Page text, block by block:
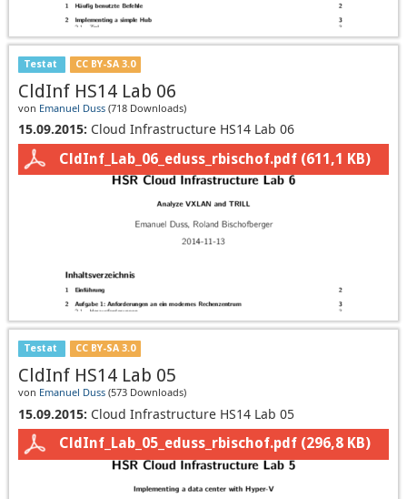
Testat CC BY-SA 3.0
CldInf HS14 Lab 06
von Emanuel Duss (718 Downloads)
15.09.2015: Cloud Infrastructure HS14 Lab 06
CldInf_Lab_06_eduss_rbischof.pdf (611,1 KB)
Testat CC BY-SA 3.0
CldInf HS14 Lab 05
von Emanuel Duss (573 Downloads)
15.09.2015: Cloud Infrastructure HS14 Lab 05
CldInf_Lab_05_eduss_rbischof.pdf (296,8 KB)